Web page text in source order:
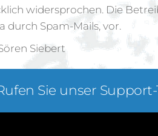
widersprochen. Die
Spam-Mails, vor.
Siebert
Sie unser Support-